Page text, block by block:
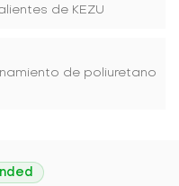
de KEZU
de poliuretano